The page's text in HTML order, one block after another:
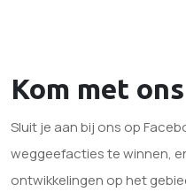
Kom met
Sluit je aan bij ons op
weggeefacties te winnen,
ontwikkelingen op het